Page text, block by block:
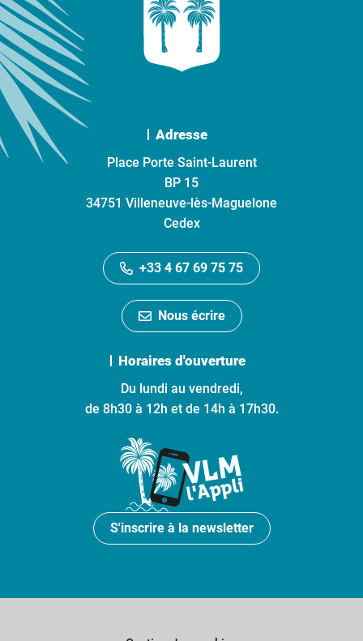
Adresse
Place Porte Saint-Laurent
BP 15
34751 Villeneuve-lès-Maguelone
Cedex
+33 4 67 69 75 75
Nous écrire
Horaires d'ouverture
Du lundi au vendredi,
de 8h30 à 12h et de 14h à 17h30.
S'inscrire à la newsletter